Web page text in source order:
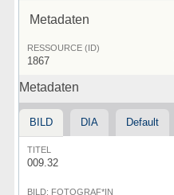
Metadaten
RESSOURCE (ID)
1867
Metadaten
BILD DIA Default
TITEL
009.32
BILD: FOTOGRAF*IN